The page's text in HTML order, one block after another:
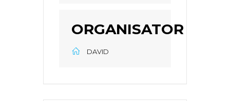
ORGANISATOR
DAVID